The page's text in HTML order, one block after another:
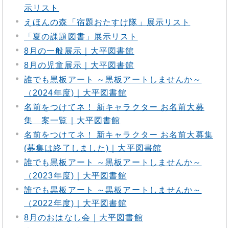
示リスト
えほんの森「宿題おたすけ隊」展示リスト
「夏の課題図書」展示リスト
8月の一般展示｜大平図書館
8月の児童展示｜大平図書館
誰でも黒板アート ～黒板アートしませんか～
（2024年度)｜大平図書館
名前をつけてネ！ 新キャラクター お名前大募
集 案一覧｜大平図書館
名前をつけてネ！ 新キャラクター お名前大募集
(募集は終了しました)｜大平図書館
誰でも黒板アート ～黒板アートしませんか～
（2023年度)｜大平図書館
誰でも黒板アート ～黒板アートしませんか～
（2022年度)｜大平図書館
8月のおはなし会｜大平図書館